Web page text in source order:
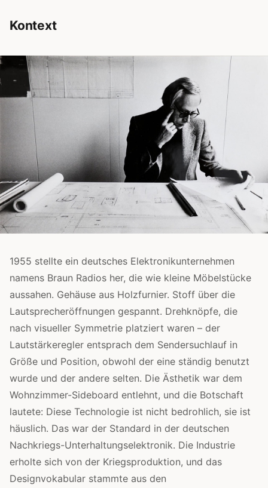
Kontext
1955 stellte ein deutsches Elektronikunternehmen
namens Braun Radios her, die wie kleine Möbelstücke
aussahen. Gehäuse aus Holzfurnier. Stoff über die
Lautsprecheröffnungen gespannt. Drehknöpfe, die
nach visueller Symmetrie platziert waren – der
Lautstärkeregler entsprach dem Sendersuchlauf in
Größe und Position, obwohl der eine ständig benutzt
wurde und der andere selten. Die Ästhetik war dem
Wohnzimmer-Sideboard entlehnt, und die Botschaft
lautete: Diese Technologie ist nicht bedrohlich, sie ist
häuslich. Das war der Standard in der deutschen
Nachkriegs-Unterhaltungselektronik. Die Industrie
erholte sich von der Kriegsproduktion, und das
Designvokabular stammte aus den